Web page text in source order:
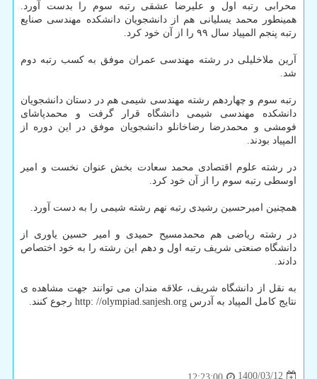
محرابی رتبه اول و علیرضا عشقی رتبه سوم را بدست آورد.
همینطور محمد یسلیانی هم از دانشجویان دانشکده مهندسی صنایع
رتبه پنجم المپیاد سال ۹۹ را از آن خود کرد.
آرین ملاخلیلی در رشته مهندسی عمران موفق به کسب رتبه دوم
شد.
رتبه سوم و چهاردهم رشته مهندسی شیمی هم در دستان دانشجویان
دانشکده مهندسی شیمی دانشگاه قرار گرفت و محمدپاشای
فومشی و محمدرضا رضاخانلو دانشجویان موفق در این دوره از
المپیاد بودند.
در رشته علوم اقتصادی محمد سعادت بخش عنوان نخست و امیر
اوسطی رتبه سوم را از آن خود کرد.
همچنین امیرحسین رشیدی رتبه نهم رشته شیمی را به دست آورد.
در رشته ریاضی هم محمدمسیح حمیدی و امیر حسین یاوری از
دانشگاه صنعتی شریف رتبه اول و دهم این رشته را به خود اختصاص
دادند.
به نقل از دانشگاه شریف، علاقه مندان می توانند جهت مشاهده ی
نتایج کامل المپیاد به آدرس http: //olympiad.sanjesh.org رجوع کنند.
1400/03/12